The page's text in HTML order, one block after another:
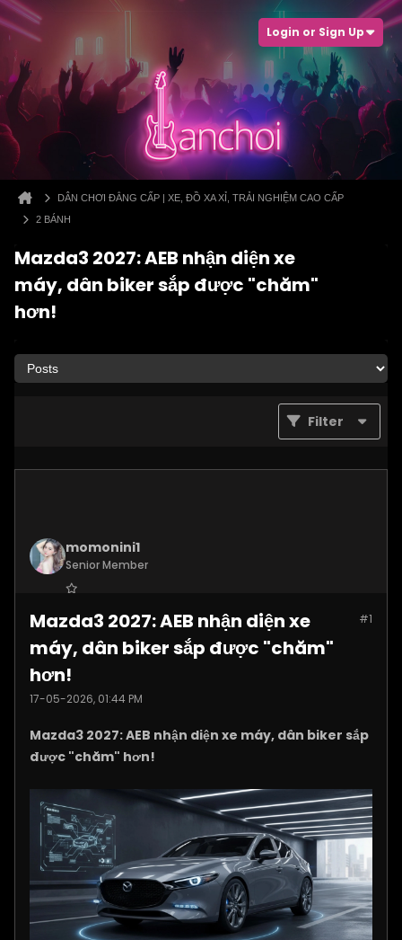
Login or Sign Up
DÂN CHƠI ĐẲNG CẤP | XE, ĐỒ XA XỈ, TRẢI NGHIỆM CAO CẤP
2 BÁNH
Mazda3 2027: AEB nhận diện xe
máy, dân biker sắp được "chăm"
hơn!
Filter
momonini1
Senior Member
Posts:5399 #1
Mazda3 2027: AEB nhận diện xe
máy, dân biker sắp được "chăm"
hơn!
17-05-2026, 01:44 PM
Mazda3 2027: AEB nhận diện xe máy, dân biker sắp
được "chăm" hơn!